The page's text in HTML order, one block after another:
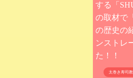
する「
の取材で
の歴史の
ンストレ
た！！
太巻き寿司